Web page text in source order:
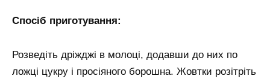
Спосіб приготування:
Розведіть дріжджі в молоці, додавши до них по
ложці цукру і просіяного борошна. Жовтки розітріть